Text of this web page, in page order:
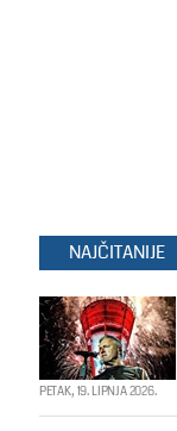
NAJČITANIJE
PETAK, 19. LIPNJA 2026.